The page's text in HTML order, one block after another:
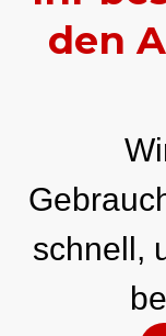
den
schnell,